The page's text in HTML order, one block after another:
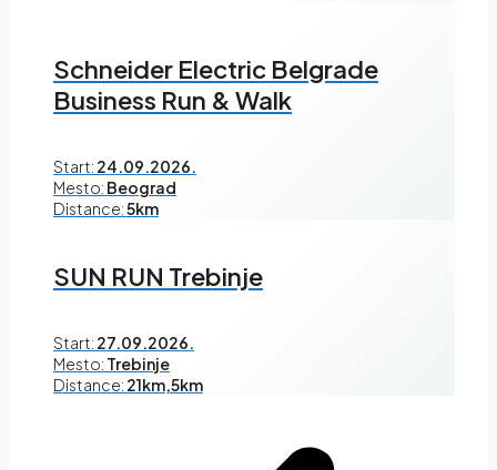
Schneider Electric Belgrade
Business Run & Walk
Start: 24.09.2026.
Mesto: Beograd
Distance:5km
SUN RUN Trebinje
Start: 27.09.2026.
Mesto: Trebinje
Distance: 21km,5km